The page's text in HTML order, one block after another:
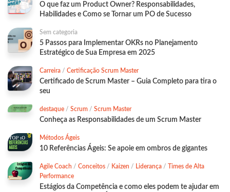
O que faz um Product Owner? Responsabilidades,
Habilidades e Como se Tornar um PO de Sucesso
Sem categoria
5 Passos para Implementar OKRs no Planejamento
Estratégico de Sua Empresa em 2025
Carreira / Certificação Scrum Master
Certificado de Scrum Master – Guia Completo para tira o
seu
destaque / Scrum / Scrum Master
Conheça as Responsabilidades de um Scrum Master
Métodos Ágeis
10 Referências Ágeis: Se apoie em ombros de gigantes
Agile Coach / Conceitos / Kaizen / Liderança / Times de Alta
Performance
Estágios da Competência e como eles podem te ajudar em